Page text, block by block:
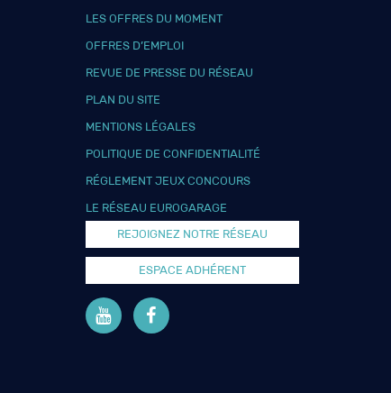
LES OFFRES DU MOMENT
OFFRES D’EMPLOI
REVUE DE PRESSE DU RÉSEAU
PLAN DU SITE
MENTIONS LÉGALES
POLITIQUE DE CONFIDENTIALITÉ
RÉGLEMENT JEUX CONCOURS
LE RÉSEAU EUROGARAGE
REJOIGNEZ NOTRE RÉSEAU
ESPACE ADHÉRENT